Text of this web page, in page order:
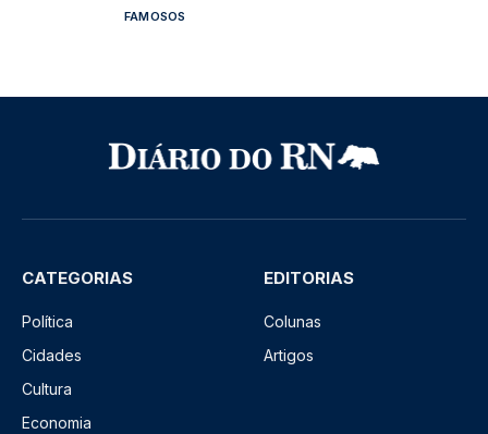
FAMOSOS
CATEGORIAS
Política
Cidades
Cultura
Economia
EDITORIAS
Colunas
Artigos